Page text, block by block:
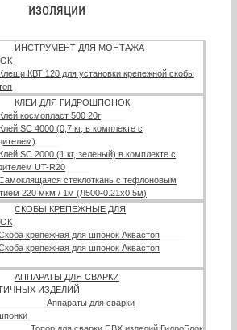
изоляции
ИНСТРУМЕНТ ДЛЯ МОНТАЖА
Клещи КВТ 120 для установки крепежной скобы
КЛЕИ ДЛЯ ГИДРОШПОНОК
Клей космопласт 500 20г
Клей SC 4000 (0,7 кг, в комплекте с
Клей SC 2000 (1 кг, зеленый) в комплекте с
UT-R20
стеклоткань с тефлоновым
220 мкм / 1м (Л500-0.21х0.5м)
СКОБЫ КРЕПЕЖНЫЕ ДЛЯ
крепежная для шпонок Аквастоп
крепежная для шпонок Аквастоп
АППАРАТЫ ДЛЯ СВАРКИ
ИЗДЕЛИЙ
Аппараты для сварки